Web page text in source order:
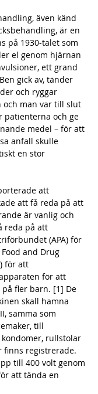
även känd
är en
på 1930-talet som
el genom hjärnan
ett grand
gick av, tänder
och ryggar
och man var till slut
patienterna och ge
medel – för att
anfall skulle
en stor
att
att få reda på att
är vanlig och
reda på att
(APA) för
and Drug
för att
för att
fler barn. [1] De
skall hamna
samma som
till
rullstolar
finns registrerade.
till 400 volt genom
att tända en